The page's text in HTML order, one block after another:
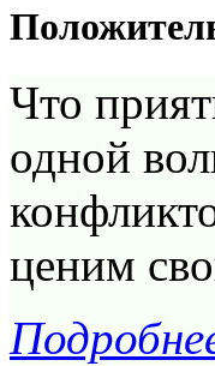
Что
одной
ценим